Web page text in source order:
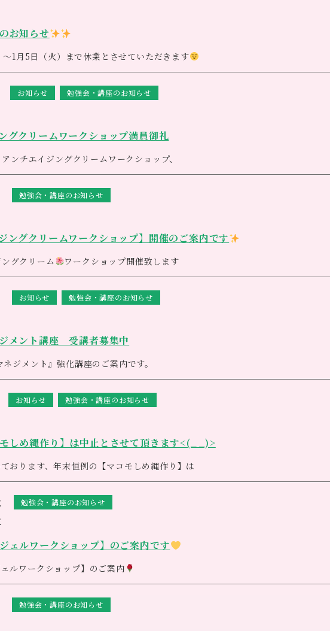
はホームページ・ブログ・インスタで掲載させて頂いています）
疲れやストレスなどで、寒さも増して知らず知らずのうちに身体がカチコチに凝
乗り物を整えてワクワク楽しく過ごして頂きたい
そんな細やかな気持ちで
をご用意させて頂きました
２３日（水）～２０２１年２月４日（木）
格３コース］
コース
２９８０
リング・３０分ボディ、モルフォセラピー・３０分ライアー・１０分整え流す）
リング・５０分ボディ、モルフォセラピー・５０分ライアー・１０分整え流す）
６９８０
いかがですか
らして下さいね
ご予約お待ちしております
担当 サン
（土曜日定休）
です
風の乗って軽やかに～
開始です
分、120分コースをご用意しております
きましては後日、ブログ、ホームページ、ＬＩＮＥにて詳しくご案内させて頂き
ーの思想に基づき、彫刻家と音楽家の試作の末、誕生した新しい竪琴です
た音色は自然界や命と深く共鳴します音楽療法や治療教育に用いられ、演奏はも
活用され広まりました。
ンドライアーは、(旧ヒーリングライアー)は、音楽療法士の依頼に応えて1995年
しました。現在８種類・約15タイプ。それぞれにテーマと特別な音階を持ってい
板のオープンライアーで、体に当てて響きの振動を直接伝えられるのが最大の特
い音で身体を良い振動状態に持っていきます
料体験会では
自分へのご褒美に癒しのひとときを・・
お知らせ
1月5日（火）まで休業とさせていただきます
通常営業になります
お知らせ 勉強会・講座のお知らせ
グクリームワークショップ満員御礼
ンチエイジングクリームワークショップ、
勉強会・講座のお知らせ
ングクリームワークショップ】開催のご案内です
グクリーム
ワークショップ開催致します
指すあなたと作りたいエリジアムクリーム
月１８日(金) 13時３０分〜15時３０分
リジアム（お持ちの方は）・筆記用具
円(税込)
（先着順）
ど、止めることができないのが老化
ゆっくりにしてくれるのです
ムを使って作ったお水のクリームは、私たちの細胞一つ一つが生き生きと働き始め
簡単にしてくれます
ムの材料はガイアの水135、エリジアム、植物性オイル、植物性乳化ワックスの
のお土産はたっぷり50g
お知らせ 勉強会・講座のお知らせ
メント講座 受講者募集中
ネジメント』強化講座のご案内です。
ールができると心のコンディションは良くなり、
時も揺るがない自分をつくり、
いける人生を最高のものにしていくためのレッスンです。
せんか？
シスまで
お知らせ 勉強会・講座のお知らせ
しめ縄作り】は中止とさせて頂きます<(_ _)>
おります、年末恒例の【マコモしめ縄作り】は
ス感染拡大の影響によりまして中止とさせて頂きます。
きますようお願いいたします。
勉強会・講座のお知らせ
ェルワークショップ】のご案内です
ルワークショップ】のご案内
勉強会・講座のお知らせ